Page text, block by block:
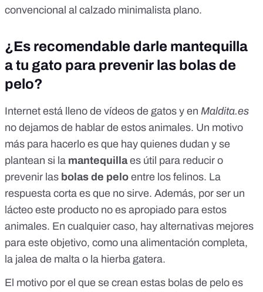
convencional al calzado minimalista plano.
¿Es recomendable darle mantequilla
a tu gato para prevenir las bolas de
pelo?
Internet está lleno de vídeos de gatos y en Maldita.es
no dejamos de hablar de estos animales. Un motivo
más para hacerlo es que hay quienes dudan y se
plantean si la mantequillaes útil para reducir o
prevenir las bolas de pelo entre los felinos. La
respuesta corta es que no sirve. Además, por ser un
lácteo este producto no es apropiado para estos
animales. En cualquier caso, hay alternativas mejores
para este objetivo, como una alimentación completa,
la jalea de malta o la hierba gatera.
El motivo por el que se crean estas bolas de pelo es